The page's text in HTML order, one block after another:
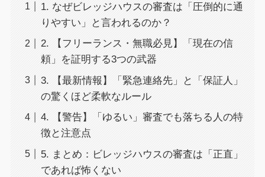
1. なぜビレッジハウスの審査は「圧倒的に通
りやすい」と言われるのか？
2. 【フリーランス・無職必見】「現在の信
頼」を証明する3つの武器
3. 【最新情報】「緊急連絡先」と「保証人」
の驚くほど柔軟なルール
4. 【警告】「ゆるい」審査でも落ちる人の特
徴と注意点
5. まとめ：ビレッジハウスの審査は「正直」
であれば怖くない